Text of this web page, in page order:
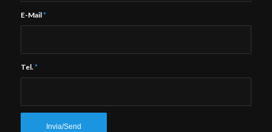
E-Mail*
Tel.*